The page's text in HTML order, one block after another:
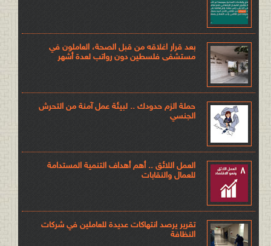
بعد قرار اغلاقه من قبل الصحة، العاملون في
مستشفى فلسطين دون رواتب لعدة أشهر
حملة الزم حدودك .. لبيئة عمل آمنة من التحرش
الجنسي
العمل اللائق .. أهم أهداف التنمية المستدامة
للعمال والنقابات
تقرير يرصد انتهاكات عديدة للعاملين في شركات
النظافة